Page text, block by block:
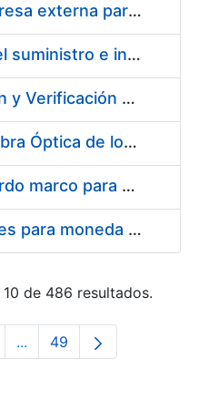
Servicios de una empresa externa para el asesoramiento y resolución de los recursos de alzada que se presentan relacionados con procesos de selección para la FNMT-RCM
Acuerdo marco para el suministro e instalación de persianas, estores y otros complementos
Servicio de Calibración y Verificación Externa de los Equipos de Medición del Servicio de Prevención de la FNMT-RCM
Conexión mediante Fibra Óptica de los Centros de Proceso de Datos (CPDs) de las sedes de la FNMT-RCM de Burgos y Madrid
Contratación de acuerdo marco para el Suministro de Material de Electricidad para la Fábrica Nacional de Moneda y Timbre-Real Casa de la Moneda en su centro de trabajo de Burgos
Suministro de estuches para moneda de 30 €
de 486 resultados.
...Páginas intermedias Use
Página
49